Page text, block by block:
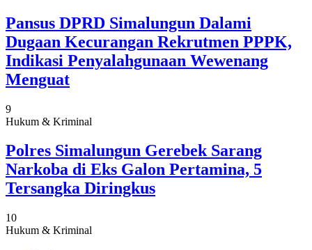
Pansus DPRD Simalungun Dalami
Dugaan Kecurangan Rekrutmen PPPK,
Indikasi Penyalahgunaan Wewenang
Menguat
9
Hukum & Kriminal
Polres Simalungun Gerebek Sarang
Narkoba di Eks Galon Pertamina, 5
Tersangka Diringkus
10
Hukum & Kriminal